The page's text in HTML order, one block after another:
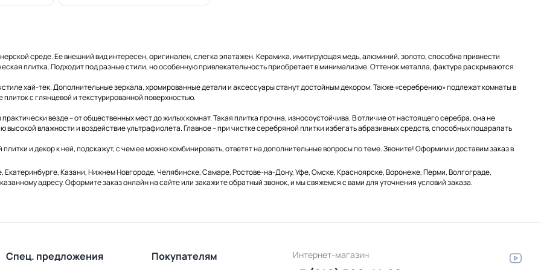
среде. Ее внешний вид интересен, оригинален, слегка эпатажен. Керамика, имитирующая медь, алюминий, золото, способна привнести
плитка. Подходит под разные стили, но особенную привлекательность приобретает в минимализме. Оттенок металла, фактура раскрываются
хай-тек. Дополнительные зеркала, хромированные детали и аксессуары станут достойным декором. Также «серебрению» подлежат комнаты в
с глянцевой и текстурированной поверхностью.
везде – от общественных мест до жилых комнат. Такая плитка прочна, износоустойчива. В отличие от настоящего серебра, она не
влажности и воздействие ультрафиолета. Главное – при чистке серебряной плитки избегать абразивных средств, способных поцарапать
и декор к ней, подскажут, с чем ее можно комбинировать, ответят на дополнительные вопросы по теме. Звоните! Оформим и доставим заказ в
Казани, Нижнем Новгороде, Челябинске, Самаре, Ростове-на-Дону, Уфе, Омске, Красноярске, Воронеже, Перми, Волгограде,
адресу. Оформите заказ онлайн на сайте или закажите обратный звонок, и мы свяжемся с вами для уточнения условий заказа.
Спец. предложения Покупателям Интернет-магазин